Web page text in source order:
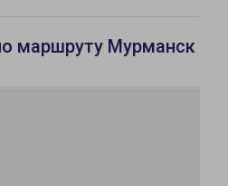
маршруту Мурманск